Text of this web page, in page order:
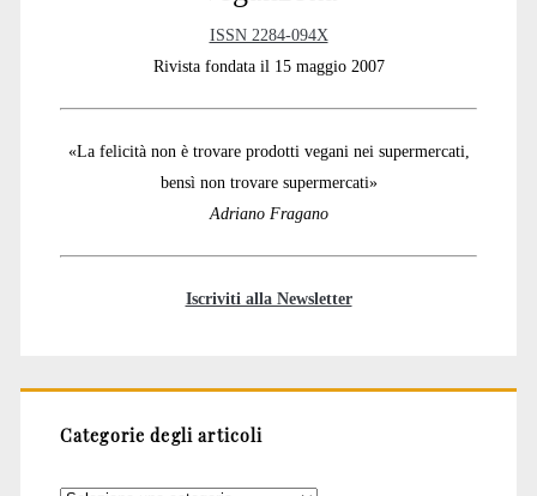
ISSN 2284-094X
Rivista fondata il 15 maggio 2007
«La felicità non è trovare prodotti vegani nei supermercati,
bensì non trovare supermercati»
Adriano Fragano
Iscriviti alla Newsletter
Categorie degli articoli